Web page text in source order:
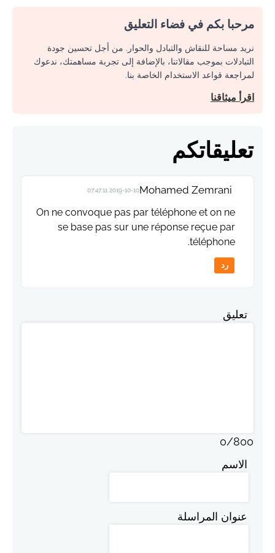
مرحبا بكم في فضاء التعليق
نريد مساحة للنقاش والتبادل والحوار. من أجل تحسين جودة
التبادلات بموجب مقالاتنا، بالإضافة إلى تجربة مساهمتك، ندعوك
لمراجعة قواعد الاستخدام الخاصة بنا.
اقرأ ميثاقنا
تعليقاتكم
Mohamed Zemrani
2019-10-10 07:47:11
On ne convoque pas par téléphone et on ne
se base pas sur une réponse reçue par
téléphone.
رد
تعليق
0/800
الاسم
عنوان المراسلة